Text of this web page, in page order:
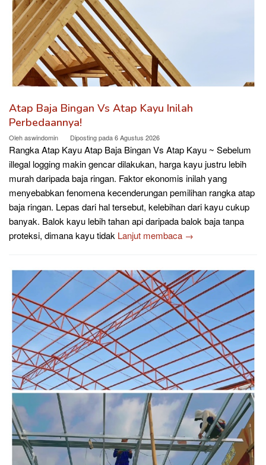
Atap Baja Bingan Vs Atap Kayu Inilah
Perbedaannya!
Olehaswindomin Diposting pada6 Agustus 2026
Rangka Atap Kayu Atap Baja Bingan Vs Atap Kayu ~ Sebelum
illegal logging makin gencar dilakukan, harga kayu justru lebih
murah daripada baja ringan. Faktor ekonomis inilah yang
menyebabkan fenomena kecenderungan pemilihan rangka atap
baja ringan. Lepas dari hal tersebut, kelebihan dari kayu cukup
banyak. Balok kayu lebih tahan api daripada balok baja tanpa
proteksi, dimana kayu tidak Lanjut membaca →